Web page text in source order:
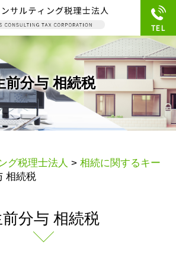
前分与 相続税
グ税理士法人 > 相続に関するキー
相続税
分与 相続税